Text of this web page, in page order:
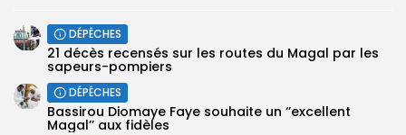
DÉPÊCHES
21 décès recensés sur les routes du Magal par les
sapeurs-pompiers
DÉPÊCHES
Bassirou Diomaye Faye souhaite un ‘’excellent
Magal’’ aux fidèles